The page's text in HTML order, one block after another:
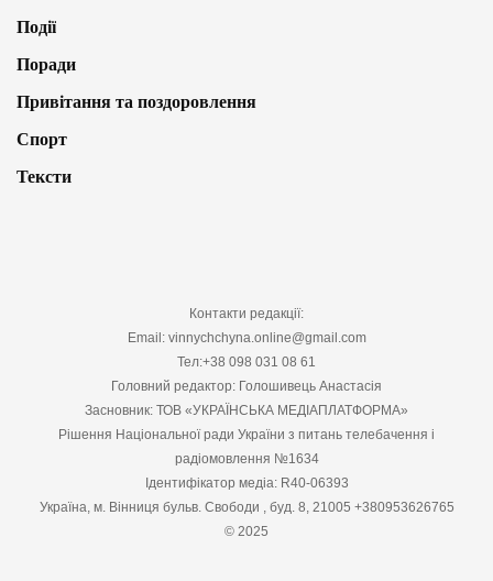
Події
Поради
Привітання та поздоровлення
Спорт
Тексти
Контакти редакції:
Email: vinnychchyna.online@gmail.com
Тел:+38 098 031 08 61
Головний редактор: Голошивець Анастасія
Засновник: ТОВ «УКРАЇНСЬКА МЕДІАПЛАТФОРМА»
Рішення Національної ради України з питань телебачення і
радіомовлення №1634
Ідентифікатор медіа: R40-06393
Україна, м. Вінниця бульв. Свободи , буд. 8, 21005 +380953626765
© 2025